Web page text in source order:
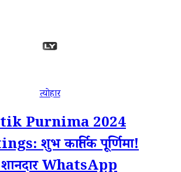
त्योहार
Purnima 2024
शुभ कार्तिक पूर्णिमा!
WhatsApp